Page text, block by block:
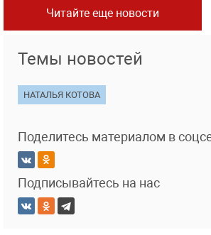
Читайте еще новости
Темы новостей
НАТАЛЬЯ КОТОВА
Поделитесь материалом в
Подписывайтесь на нас